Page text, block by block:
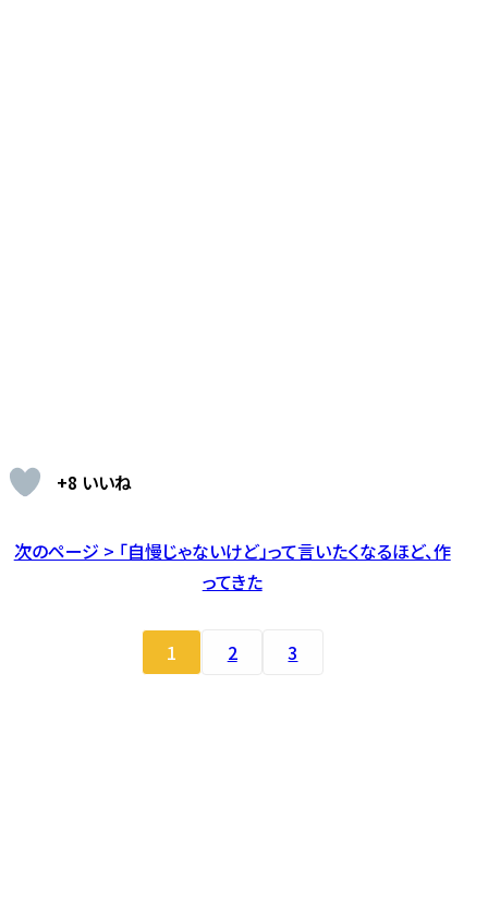
+8 いいね
次のページ > 「自慢じゃないけど」って言いたくなるほど、作
ってきた
1 2 3